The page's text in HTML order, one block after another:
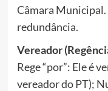
Câmara
redundância.
Vereador
Rege “por”: Ele é
vereador do PT);